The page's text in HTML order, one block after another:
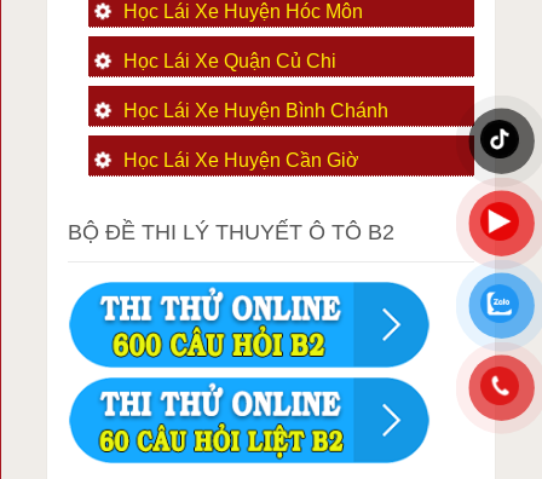
Học Lái Xe Huyện Hóc Môn
Học Lái Xe Quận Củ Chi
Học Lái Xe Huyện Bình Chánh
Học Lái Xe Huyện Cần Giờ
BỘ ĐỀ THI LÝ THUYẾT Ô TÔ B2